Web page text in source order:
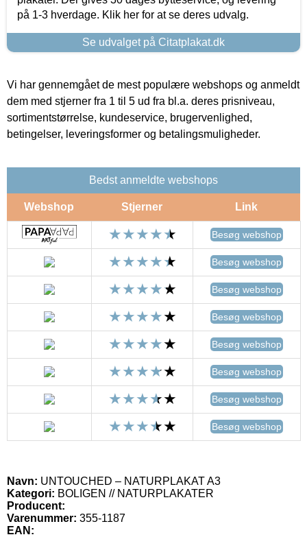
på 1-3 hverdage. Klik her for at se deres udvalg.
Se udvalget på Citatplakat.dk
Vi har gennemgået de mest populære webshops og anmeldt
dem med stjerner fra 1 til 5 ud fra bl.a. deres prisniveau,
sortimentstørrelse, kundeservice, brugervenlighed,
betingelser, leveringsformer og betalingsmuligheder.
Bedst anmeldte webshops
Webshop Stjerner Link
Besøg webshop
Besøg webshop
Besøg webshop
Besøg webshop
Besøg webshop
Besøg webshop
Besøg webshop
Besøg webshop
Navn: UNTOUCHED – NATURPLAKAT A3
Kategori: BOLIGEN // NATURPLAKATER
Producent:
Varenummer: 355-1187
EAN: